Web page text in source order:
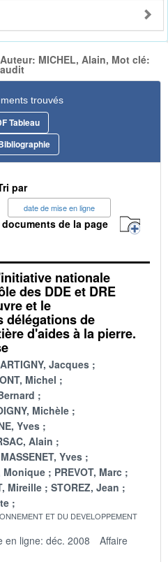
MICHEL, Alain, Mot clé:
audit
trouvés
Tableau
par
date de mise en ligne
de la page
nationale
des DDE et DRE
et le
délégations de
d'aides à la pierre.
Jacques
Michel
Michèle
Yves
Alain
MASSENET, Yves
Monique
PREVOT, Marc
Mireille
STOREZ, Jean
ET DU DEVELOPPEMENT
en ligne: déc. 2008
Affaire